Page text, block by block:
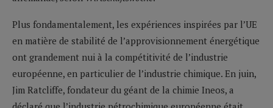
Plus fondamentalement, les expériences inspirées par l’UE
en matière de stabilité de l’approvisionnement énergétique
ont grandement nui à la compétitivité de l’industrie
européenne, en particulier de l’industrie chimique. En juin,
Jim Ratcliffe, fondateur du géant de la chimie Ineos, a